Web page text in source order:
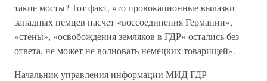
такие мосты? Тот факт, что провокационные вылазки
западных немцев насчет «воссоединения Германии»,
«стены», «освобождения земляков в ГДР» остались без
ответа, не может не волновать немецких товарищей».
Начальник управления информации МИД ГДР